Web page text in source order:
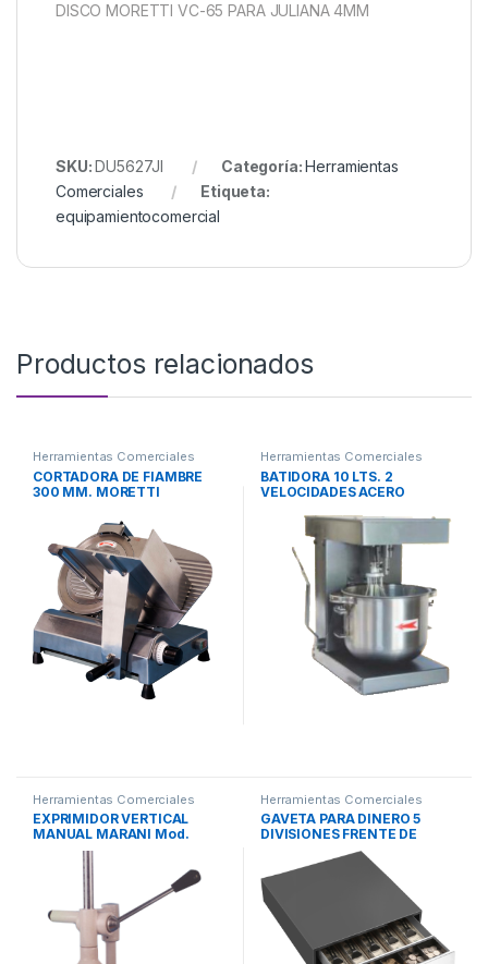
DISCO MORETTI VC-65 PARA JULIANA 4MM
SKU:DU5627JI Categoría:Herramientas
Comerciales
Etiqueta:
equipamientocomercial
Productos relacionados
Herramientas Comerciales
CORTADORA DE FIAMBRE
300 MM. MORETTI
Herramientas Comerciales
BATIDORA 10 LTS. 2
VELOCIDADES ACERO
Herramientas Comerciales
EXPRIMIDOR VERTICAL
MANUAL MARANI Mod.
212070
Herramientas Comerciales
GAVETA PARA DINERO 5
DIVISIONES FRENTE DE